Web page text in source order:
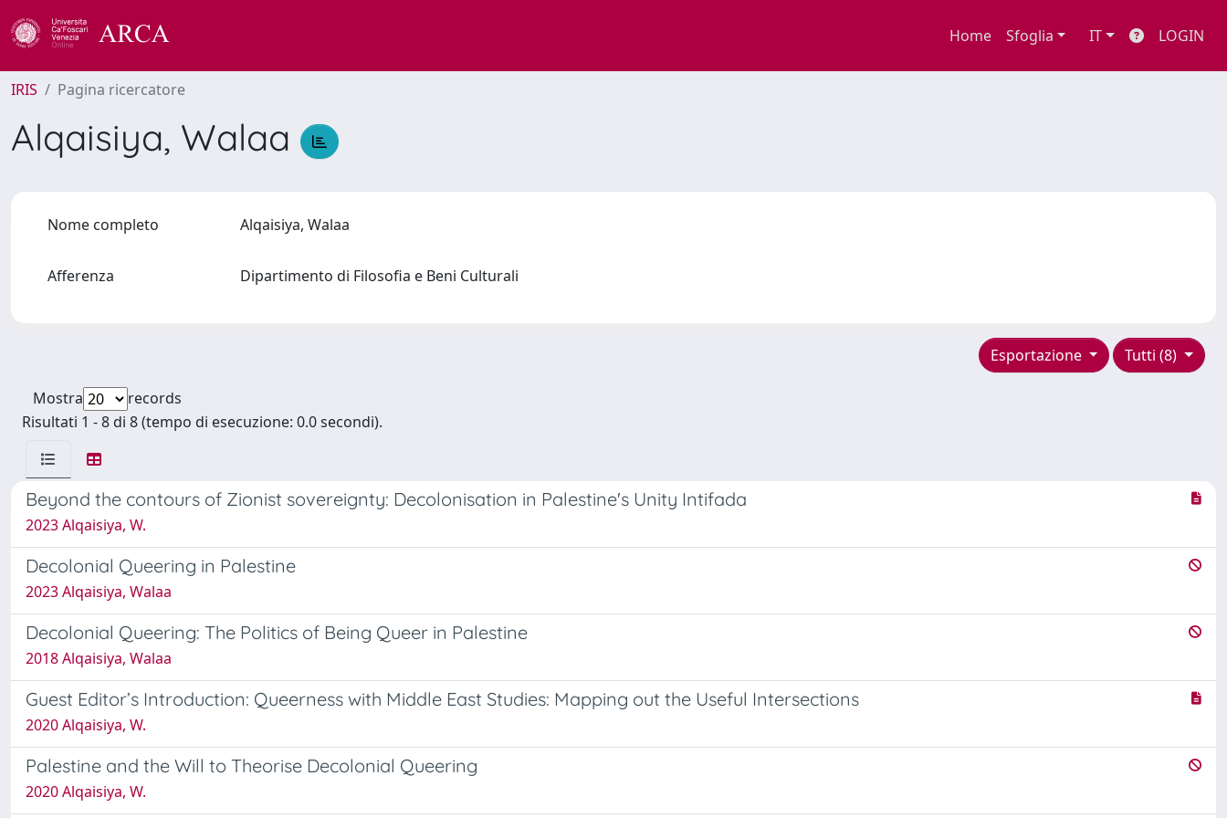
Home Sfoglia IT LOGIN
IRIS Pagina ricercatore
Alqaisiya, Walaa
Nome completo Alqaisiya, Walaa
Afferenza Dipartimento di Filosofia e Beni Culturali
Tutti (8)
Esportazione
Mostra
records
Risultati 1 - 8 di 8 (tempo di esecuzione: 0.0 secondi).
Beyond the contours of Zionist sovereignty: Decolonisation in Palestine's Unity Intifada
2023 Alqaisiya, W.
Decolonial Queering in Palestine
2023 Alqaisiya, Walaa
Decolonial Queering: The Politics of Being Queer in Palestine
2018 Alqaisiya, Walaa
Guest Editor’s Introduction: Queerness with Middle East Studies: Mapping out the Useful Intersections
2020 Alqaisiya, W.
Palestine and the Will to Theorise Decolonial Queering
2020 Alqaisiya, W.